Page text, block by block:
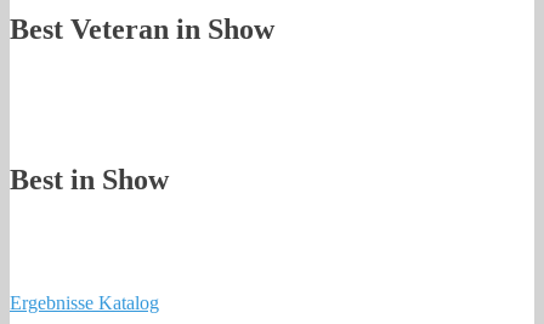
Best Veteran in Show
Best in Show
Ergebnisse Katalog